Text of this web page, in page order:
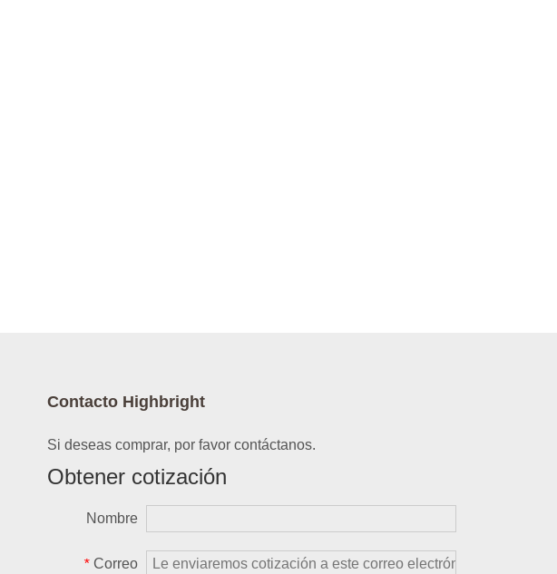
Contacto Highbright
Si deseas comprar, por favor contáctanos.
Obtener cotización
Nombre
* Correo